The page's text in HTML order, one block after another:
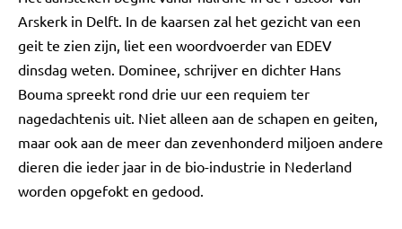
Arskerk in Delft. In de kaarsen zal het gezicht van een
geit te zien zijn, liet een woordvoerder van EDEV
dinsdag weten. Dominee, schrijver en dichter Hans
Bouma spreekt rond drie uur een requiem ter
nagedachtenis uit. Niet alleen aan de schapen en geiten,
maar ook aan de meer dan zevenhonderd miljoen andere
dieren die ieder jaar in de bio-industrie in Nederland
worden opgefokt en gedood.